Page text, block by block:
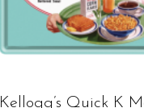
Kellogg’s Quick K